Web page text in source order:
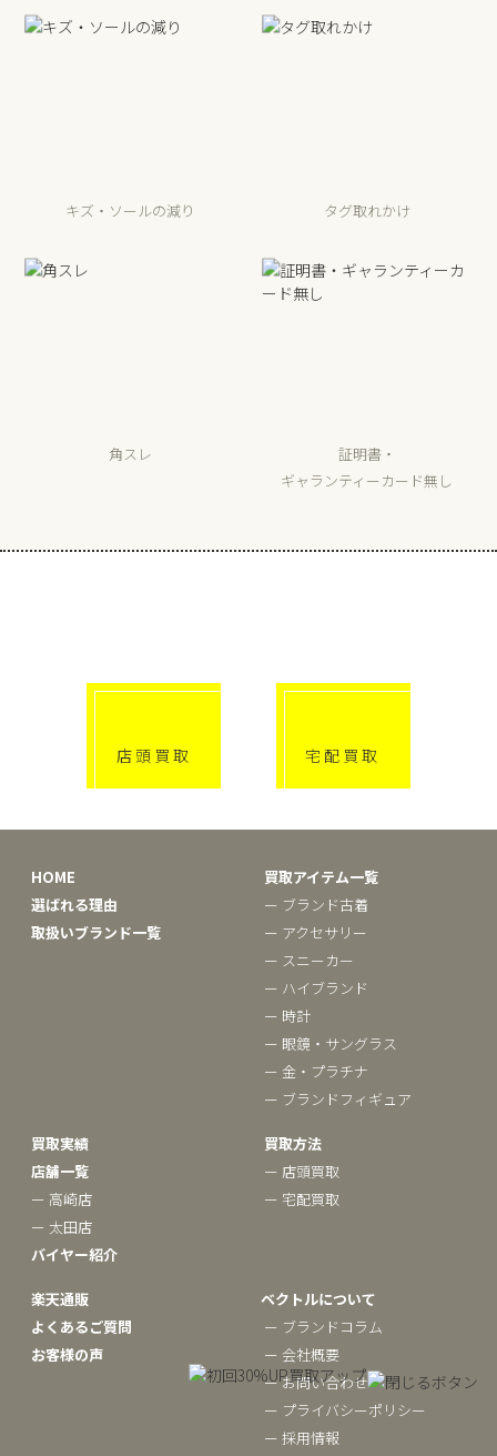
キズ・ソールの減り タグ取れかけ
角スレ
証明書・
ギャランティーカード無し
店頭買取 宅配買取
HOME
選ばれる理由
取扱いブランド一覧
買取アイテム一覧
ー ブランド古着
ー アクセサリー
ー スニーカー
ー ハイブランド
ー 時計
ー 眼鏡・サングラス
ー 金・プラチナ
ー ブランドフィギュア
買取実績
店舗一覧
ー 高崎店
ー 太田店
バイヤー紹介
買取方法
ー 店頭買取
ー 宅配買取
楽天通販
よくあるご質問
お客様の声
ベクトルについて
ー ブランドコラム
ー 会社概要
ー お問い合わせ
ー プライバシーポリシー
ー 採用情報